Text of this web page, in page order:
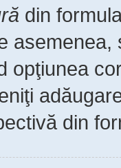
din
opţiunea
din